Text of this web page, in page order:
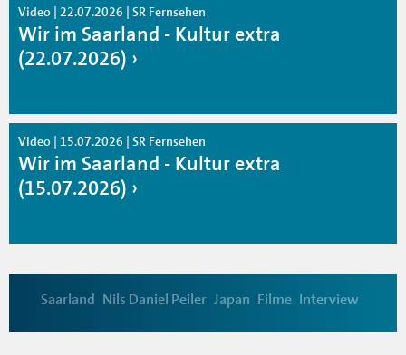
Video | 22.07.2026 | SR Fernsehen
Wir im Saarland - Kultur extra
(22.07.2026)
Video | 15.07.2026 | SR Fernsehen
Wir im Saarland - Kultur extra
(15.07.2026)
Saarland Nils Daniel Peiler Japan Filme Interview